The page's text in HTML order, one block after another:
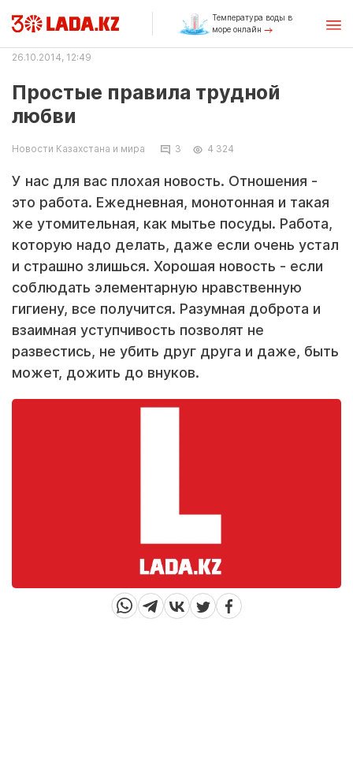
Температура воды в
море онлайн
26.10.2014, 12:49
Простые правила трудной
любви
Новости Казахстана и мира 3 4 324
У нас для вас плохая новость. Отношения -
это работа. Ежедневная, монотонная и такая
же утомительная, как мытье посуды. Работа,
которую надо делать, даже если очень устал
и страшно злишься. Хорошая новость - если
соблюдать элементарную нравственную
гигиену, все получится. Разумная доброта и
взаимная уступчивость позволят не
развестись, не убить друг друга и даже, быть
может, дожить до внуков.